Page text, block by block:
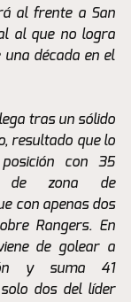
al frente a San
al que no logra
década en el
tras un sólido
resultado que lo
con 35
de zona de
con apenas dos
Rangers. En
de golear a
y suma 41
dos del líder